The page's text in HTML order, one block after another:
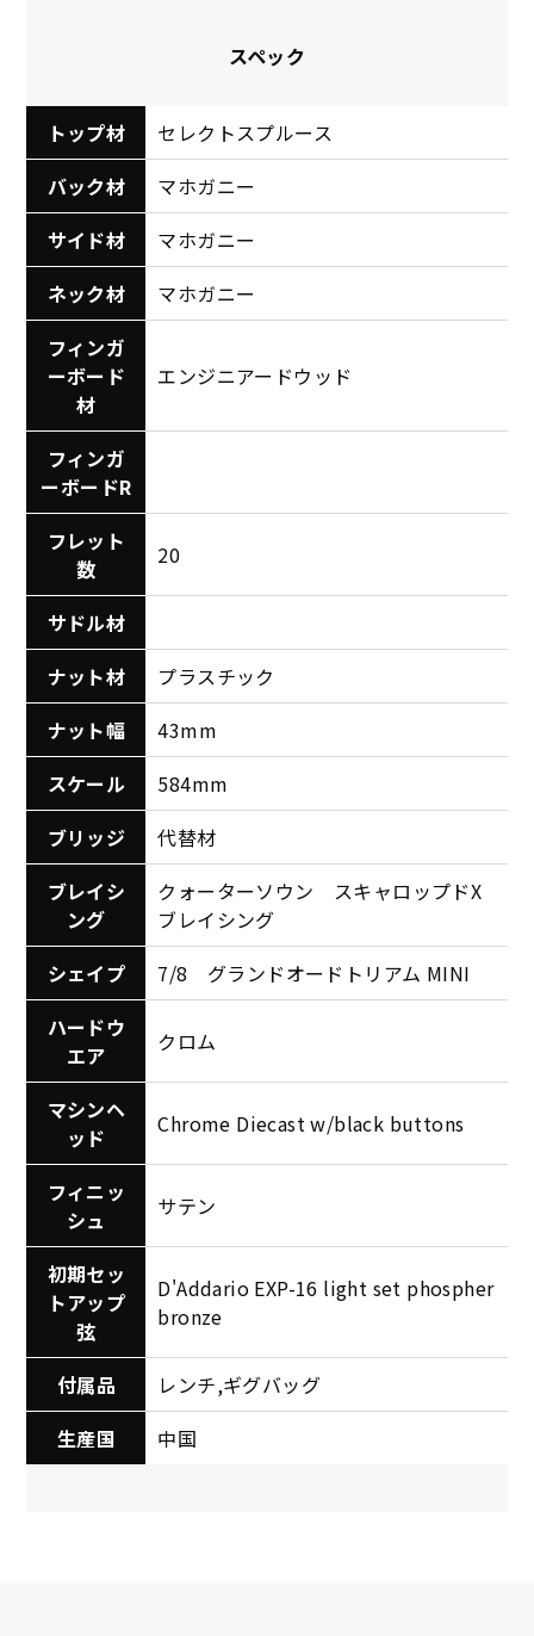
スペック
トップ材
セレクトスプルース
バック材
マホガニー
サイド材
マホガニー
ネック材
マホガニー
フィンガ
ーボード
材
エンジニアードウッド
フィンガ
ーボードR
フレット
数
20
サドル材
ナット材
プラスチック
ナット幅
43mm
スケール
584mm
ブリッジ
代替材
ブレイシ
ング
クォーターソウン スキャロップドX
ブレイシング
シェイプ
7/8 グランドオードトリアム MINI
ハードウ
エア
クロム
マシンヘ
ッド
Chrome Diecast w/black buttons
フィニッ
シュ
サテン
初期セッ
トアップ
弦
D'Addario EXP-16 light set phospher
bronze
付属品
レンチ,ギグバッグ
生産国
中国